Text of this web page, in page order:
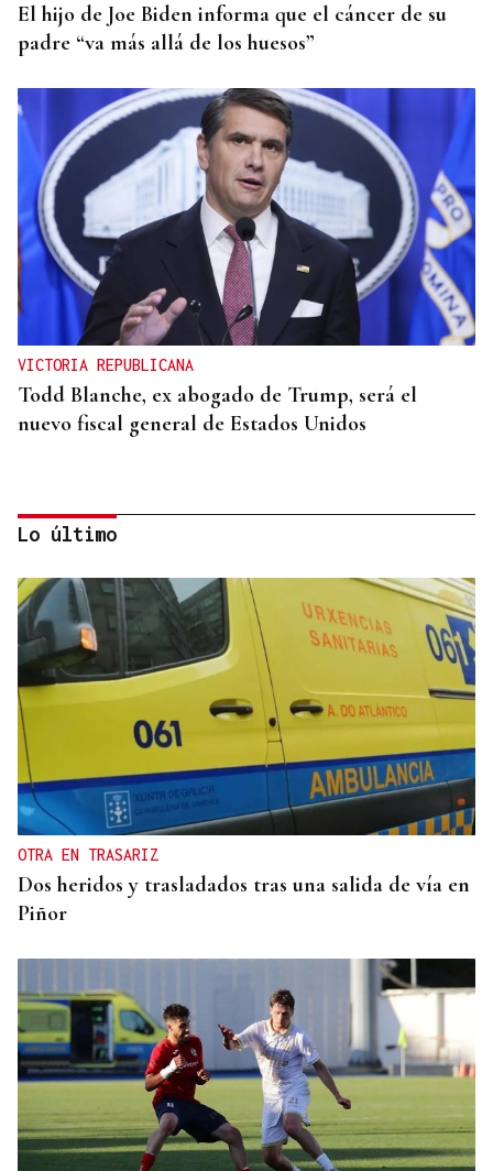
El hijo de Joe Biden informa que el cáncer de su
padre “va más allá de los huesos”
VICTORIA REPUBLICANA
Todd Blanche, ex abogado de Trump, será el
nuevo fiscal general de Estados Unidos
REFORMAS
Donald Trump deberá pedir permiso al Congreso
para construir el salón de baile en la Casa Blanca
Lo último
OTRA EN TRASARIZ
Dos heridos y trasladados tras una salida de vía en
Piñor